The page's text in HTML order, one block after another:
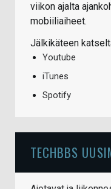
viikon ajalta
mobiiliaiheet.
Jälkikäteen
Youtube
iTunes
Spotify
TECHBBS